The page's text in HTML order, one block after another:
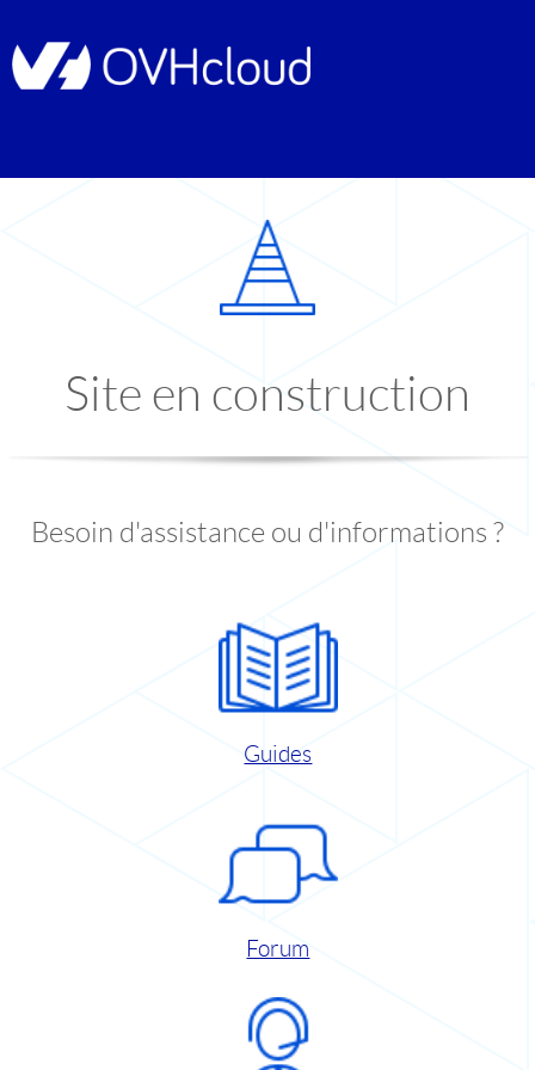
Site en construction
Besoin d'assistance ou d'informations ?
Guides
Forum